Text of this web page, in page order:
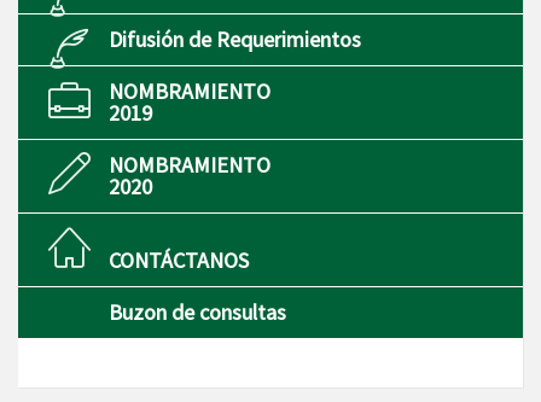
Difusión de Requerimientos
NOMBRAMIENTO
2019
NOMBRAMIENTO
2020
CONTÁCTANOS
Buzon de consultas